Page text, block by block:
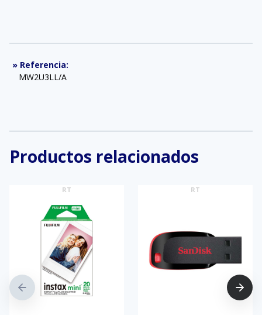
» Referencia:
MW2U3LL/A
Productos relacionados
RT RT